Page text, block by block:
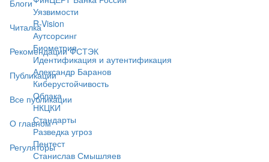
Блоги
Читалка
Рекомендации ФСТЭК
Публикации
Все публикации
О главном
Регуляторы
Уязвимости
R-Vision
Аутсорсинг
Биометрия
Идентификация и аутентификация
Александр Баранов
Киберустойчивость
Облака
НКЦКИ
Стандарты
Разведка угроз
Пентест
Станислав Смышляев